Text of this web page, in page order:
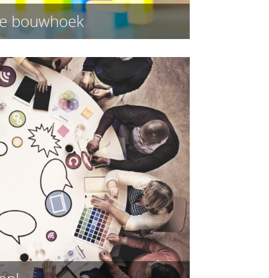
bouwhoek